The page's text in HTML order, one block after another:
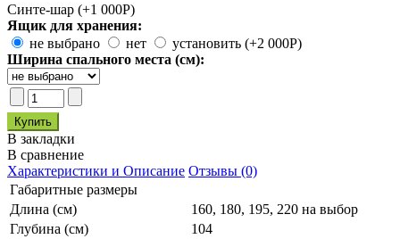
Синте-шар (+1 000Р)
Ящик для хранения:
не выбрано
нет установить (+2 000Р)
Ширина спального места (см):
В закладки
В сравнение
Характеристики и Описание Отзывы (0)
Габаритные размеры
Длина (см)
160, 180, 195, 220 на выбор
Глубина (см)
104